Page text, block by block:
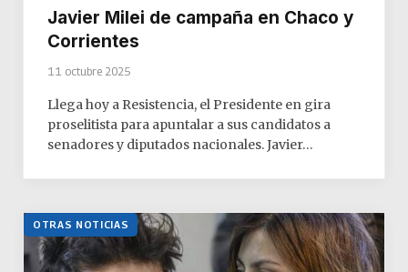
Javier Milei de campaña en Chaco y
Corrientes
11 octubre 2025
Llega hoy a Resistencia, el Presidente en gira
proselitista para apuntalar a sus candidatos a
senadores y diputados nacionales. Javier…
OTRAS NOTICIAS